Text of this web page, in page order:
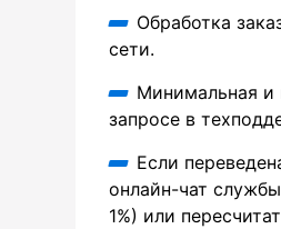
Обработка
сети.
Минимальная и
запросе в
Если
онлайн-чат
1%) или